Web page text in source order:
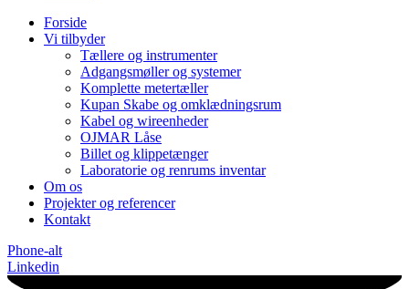
Forside
Vi tilbyder
Tællere og instrumenter
Adgangsmøller og systemer
Komplette metertæller
Kupan Skabe og omklædningsrum
Kabel og wireenheder
OJMAR Låse
Billet og klippetænger
Laboratorie og renrums inventar
Om os
Projekter og referencer
Kontakt
Phone-alt
Linkedin